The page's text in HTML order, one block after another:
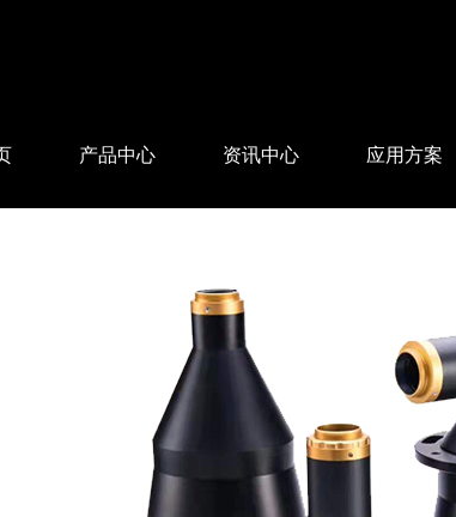
产品中心 资讯中心
常见问题
应用方案
食品及医药行业